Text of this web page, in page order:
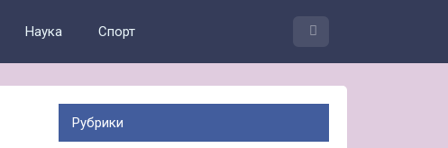
Наука Спорт
Рубрики